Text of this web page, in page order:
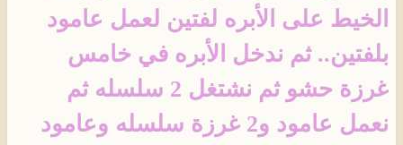
الخيط على الأبره لفتين لعمل عامود
بلفتين.. ثم ندخل الأبره في خامس
غرزة حشو ثم نشتغل 2 سلسله ثم
نعمل عامود و2 غرزة سلسله وعامود